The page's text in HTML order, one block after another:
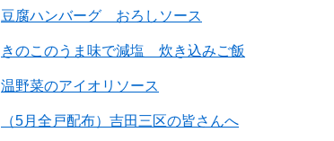
豆腐ハンバーグ おろしソース
きのこのうま味で減塩 炊き込みご飯
温野菜のアイオリソース
（5月全戸配布）吉田三区の皆さんへ